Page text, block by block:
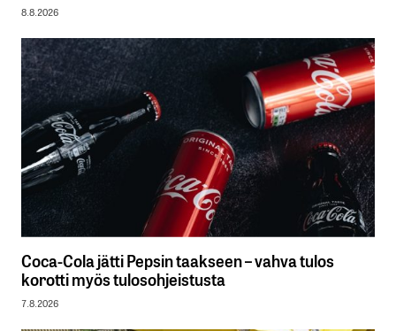
8.8.2026
Coca-Cola jätti Pepsin taakseen – vahva tulos
korotti myös tulosohjeistusta
7.8.2026